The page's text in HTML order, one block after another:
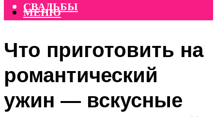
СВАДЬБЫ
МЕНЮ
Что приготовить на
романтический
ужин — вскусные